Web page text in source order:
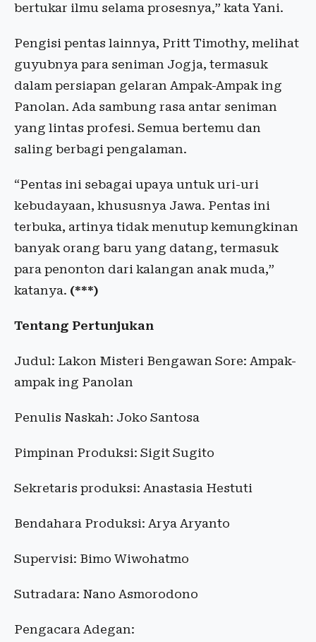
bertukar ilmu selama prosesnya,” kata Yani.
Pengisi pentas lainnya, Pritt Timothy, melihat
guyubnya para seniman Jogja, termasuk
dalam persiapan gelaran Ampak-Ampak ing
Panolan. Ada sambung rasa antar seniman
yang lintas profesi. Semua bertemu dan
saling berbagi pengalaman.
“Pentas ini sebagai upaya untuk uri-uri
kebudayaan, khususnya Jawa. Pentas ini
terbuka, artinya tidak menutup kemungkinan
banyak orang baru yang datang, termasuk
para penonton dari kalangan anak muda,”
katanya. (***)
Tentang Pertunjukan
Judul: Lakon Misteri Bengawan Sore: Ampak-
ampak ing Panolan
Penulis Naskah: Joko Santosa
Pimpinan Produksi: Sigit Sugito
Sekretaris produksi: Anastasia Hestuti
Bendahara Produksi: Arya Aryanto
Supervisi: Bimo Wiwohatmo
Sutradara: Nano Asmorodono
Pengacara Adegan: